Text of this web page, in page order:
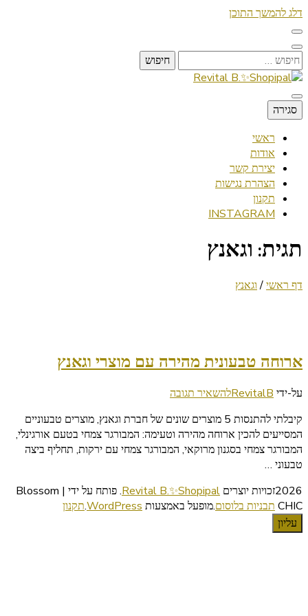
דלג להמשך התוכן
חיפוש:
Revital B.✨Shopipal
Lifestyle ✦ Beauty ✦ Vegan ✦ Travel
סגירה
ראשי
אודות
יצירת קשר
הצהרת נגישות
תקנון
INSTAGRAM
תגית: וגאנץ
דף ראשי/ וגאנץ
ארוחה טבעונית מהירה עם מוצרי וגאנץ
על-ידי RevitalBלהשאיר תגובהבנושא
טבעונית
מהירה
עם
וגאנץ
קיבלתי להתנסות 5 מוצרים שונים של חברת וגאנץ, מוצרים טבעוניים
המסייעים להכין ארוחה מהירה וטעימה: המבורגר צמחי בטעם אורגינלי,
המבורגר צמחי בסגנון מרוקאי, המבורגר צמחי עם ירקות, תחליף ביצה
טבעוני …
2026זכויות יוצרים
Revital B.✨Shopipal
.
פותח על ידי | Blossom
CHIC תבניות בלוסום.מופעל באמצעות WordPress
.תקנון
עליון